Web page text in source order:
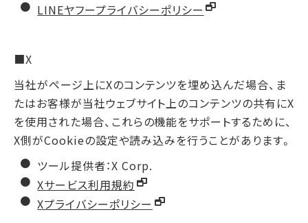
LINEヤフープライバシーポリシー
■X
当社がページ上にXのコンテンツを埋め込んだ場合、ま
たはお客様が当社ウェブサイト上のコンテンツの共有にX
を使用された場合、これらの機能をサポートするために、
X側がCookieの設定や読み込みを行うことがあります。
ツール提供者：X Corp.
Xサービス利用規約
Xプライバシーポリシー